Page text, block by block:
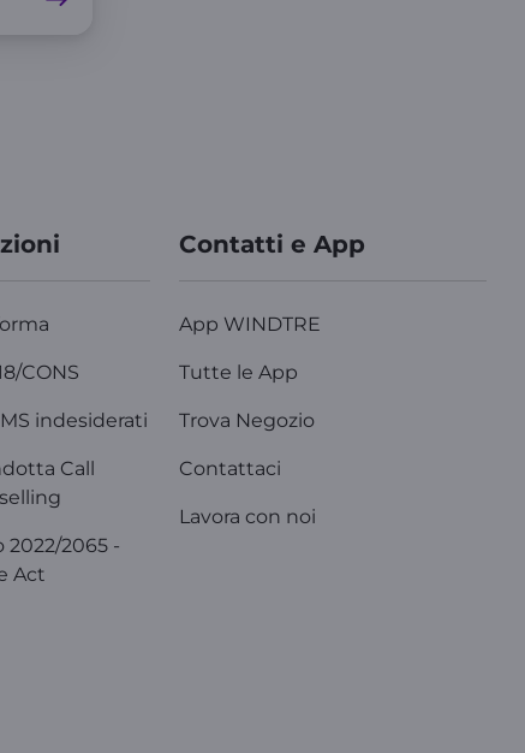
CONS
indesiderati
Call
2065 -
Act
Contatti e App
App WINDTRE
Tutte le App
Trova Negozio
Contattaci
Lavora con noi